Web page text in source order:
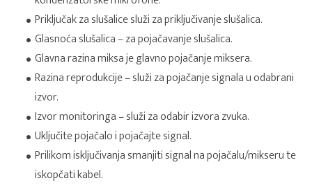
Priključak za slušalice služi za priključivanje slušalica.
Glasnoća slušalica – za pojačavanje slušalica.
Glavna razina miksa je glavno pojačanje miksera.
Razina reprodukcije – služi za pojačanje signala u odabrani
izvor.
Izvor monitoringa – služi za odabir izvora zvuka.
Uključite pojačalo i pojačajte signal.
Prilikom isključivanja smanjiti signal na pojačalu/mikseru te
iskopčati kabel.